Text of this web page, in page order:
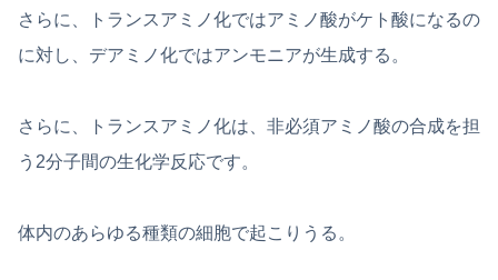
さらに、トランスアミノ化ではアミノ酸がケト酸になるの
に対し、デアミノ化ではアンモニアが生成する。
さらに、トランスアミノ化は、非必須アミノ酸の合成を担
う2分子間の生化学反応です。
体内のあらゆる種類の細胞で起こりうる。